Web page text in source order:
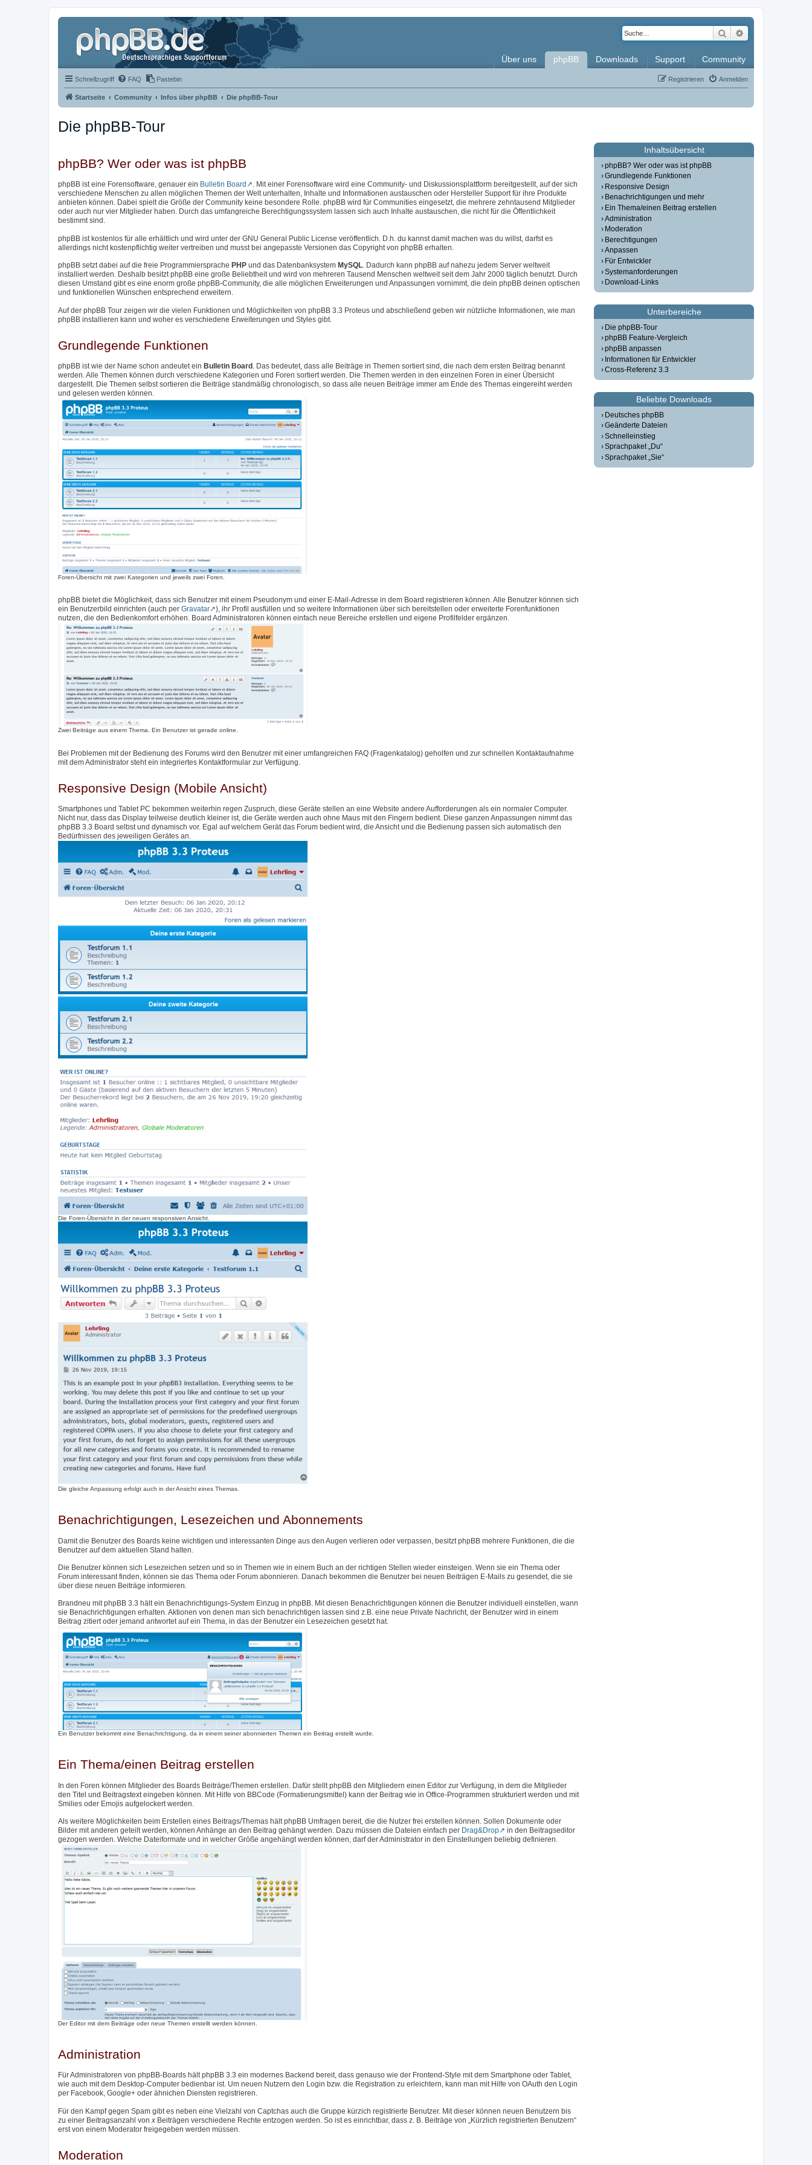
Suche
Über uns phpBB Downloads Support Community
Schnellzugriff FAQ Pastebin Anmelden
Registrieren
Startseite Community Infos über phpBB Die phpBB-Tour
Die phpBB-Tour
phpBB? Wer oder was ist phpBB
phpBB ist eine Forensoftware, genauer ein Bulletin Board
. Mit einer Forensoftware wird eine Community- und Diskussionsplattform bereitgestellt, auf der sich
verschiedene Menschen zu allen möglichen Themen der Welt unterhalten, Inhalte und Informationen austauschen oder Hersteller Support für ihre Produkte
anbieten können. Dabei spielt die Größe der Community keine besondere Rolle. phpBB wird für Communities eingesetzt, die mehrere zehntausend Mitglieder
oder auch nur vier Mitglieder haben. Durch das umfangreiche Berechtigungssystem lassen sich auch Inhalte austauschen, die nicht für die Öffentlichkeit
bestimmt sind.
phpBB ist kostenlos für alle erhältlich und wird unter der GNU General Public License veröffentlich. D.h. du kannst damit machen was du willst, darfst es
allerdings nicht kostenpflichtig weiter vertreiben und musst bei angepasste Versionen das Copyright von phpBB erhalten.
phpBB setzt dabei auf die freie Programmiersprache PHP und das Datenbanksystem MySQL. Dadurch kann phpBB auf nahezu jedem Server weltweit
installiert werden. Deshalb besitzt phpBB eine große Beliebtheit und wird von mehreren Tausend Menschen weltweit seit dem Jahr 2000 täglich benutzt. Durch
diesen Umstand gibt es eine enorm große phpBB-Community, die alle möglichen Erweiterungen und Anpassungen vornimmt, die dein phpBB deinen optischen
und funktionellen Wünschen entsprechend erweitern.
Auf der phpBB Tour zeigen wir die vielen Funktionen und Möglichkeiten von phpBB 3.3 Proteus und abschließend geben wir nützliche Informationen, wie man
phpBB installieren kann und woher es verschiedene Erweiterungen und Styles gibt.
Grundlegende Funktionen
phpBB ist wie der Name schon andeutet ein Bulletin Board . Das bedeutet, dass alle Beiträge in Themen sortiert sind, die nach dem ersten Beitrag benannt
werden. Alle Themen können durch verschiedene Kategorien und Foren sortiert werden. Die Themen werden in den einzelnen Foren in einer Übersicht
dargestellt. Die Themen selbst sortieren die Beiträge standmäßig chronologisch, so dass alle neuen Beiträge immer am Ende des Themas eingereiht werden
und gelesen werden können.
Foren-Übersicht mit zwei Kategorien und jeweils zwei Foren.
phpBB bietet die Möglichkeit, dass sich Benutzer mit einem Pseudonym und einer E-Mail-Adresse in dem Board registrieren können. Alle Benutzer können sich
ein Benutzerbild einrichten (auch per Gravatar
), ihr Profil ausfüllen und so weitere Informationen über sich bereitstellen oder erweiterte Forenfunktionen
nutzen, die den Bedienkomfort erhöhen. Board Administratoren können einfach neue Bereiche erstellen und eigene Profilfelder ergänzen.
Zwei Beiträge aus einem Thema. Ein Benutzer ist gerade online.
Bei Problemen mit der Bedienung des Forums wird den Benutzer mit einer umfangreichen FAQ (Fragenkatalog) geholfen und zur schnellen Kontaktaufnahme
mit dem Administrator steht ein integriertes Kontaktformular zur Verfügung.
Responsive Design (Mobile Ansicht)
Smartphones und Tablet PC bekommen weiterhin regen Zuspruch, diese Geräte stellen an eine Website andere Aufforderungen als ein normaler Computer.
Nicht nur, dass das Display teilweise deutlich kleiner ist, die Geräte werden auch ohne Maus mit den Fingern bedient. Diese ganzen Anpassungen nimmt das
phpBB 3.3 Board selbst und dynamisch vor. Egal auf welchem Gerät das Forum bedient wird, die Ansicht und die Bedienung passen sich automatisch den
Bedürfnissen des jeweiligen Gerätes an.
Die Foren-Übersicht in der neuen responsiven Ansicht.
Die gleiche Anpassung erfolgt auch in der Ansicht eines Themas.
Benachrichtigungen, Lesezeichen und Abonnements
Damit die Benutzer des Boards keine wichtigen und interessanten Dinge aus den Augen verlieren oder verpassen, besitzt phpBB mehrere Funktionen, die die
Benutzer auf dem aktuellen Stand halten.
Die Benutzer können sich Lesezeichen setzen und so in Themen wie in einem Buch an der richtigen Stellen wieder einsteigen. Wenn sie ein Thema oder
Forum interessant finden, können sie das Thema oder Forum abonnieren. Danach bekommen die Benutzer bei neuen Beiträgen E-Mails zu gesendet, die sie
über diese neuen Beiträge informieren.
Brandneu mit phpBB 3.3 hält ein Benachrichtigungs-System Einzug in phpBB. Mit diesen Benachrichtigungen können die Benutzer individuell einstellen, wann
sie Benachrichtigungen erhalten. Aktionen von denen man sich benachrichtigen lassen sind z.B. eine neue Private Nachricht, der Benutzer wird in einem
Beitrag zitiert oder jemand antwortet auf ein Thema, in das der Benutzer ein Lesezeichen gesetzt hat.
Ein Benutzer bekommt eine Benachrichtigung, da in einem seiner abonnierten Themen ein Beitrag erstellt wurde.
Ein Thema/einen Beitrag erstellen
In den Foren können Mitglieder des Boards Beiträge/Themen erstellen. Dafür stellt phpBB den Mitgliedern einen Editor zur Verfügung, in dem die Mitglieder
den Titel und Beitragstext eingeben können. Mit Hilfe von BBCode (Formatierungsmittel) kann der Beitrag wie in Office-Programmen strukturiert werden und mit
Smilies oder Emojis aufgelockert werden.
Als weitere Möglichkeiten beim Erstellen eines Beitrags/Themas hält phpBB Umfragen bereit, die die Nutzer frei erstellen können. Sollen Dokumente oder
Bilder mit anderen geteilt werden, können Anhänge an den Beitrag gehängt werden. Dazu müssen die Dateien einfach per Drag&Drop
in den Beitragseditor
gezogen werden. Welche Dateiformate und in welcher Größe angehängt werden können, darf der Administrator in den Einstellungen beliebig definieren.
Der Editor mit dem Beiträge oder neue Themen erstellt werden können.
Administration
Für Administratoren von phpBB-Boards hält phpBB 3.3 ein modernes Backend bereit, dass genauso wie der Frontend-Style mit dem Smartphone oder Tablet,
wie auch mit dem Desktop-Computer bedienbar ist. Um neuen Nutzern den Login bzw. die Registration zu erleichtern, kann man mit Hilfe von OAuth den Login
per Facebook, Google+ oder ähnichen Diensten registrieren.
Für den Kampf gegen Spam gibt es neben eine Vielzahl von Captchas auch die Gruppe kürzich registrierte Benutzer. Mit dieser können neuen Benutzern bis
zu einer Beitragsanzahl vonx Beiträgen verschiedene Rechte entzogen werden. So ist es einrichtbar, dass z. B. Beiträge von „Kürzlich registrierten Benutzern“
erst von einem Moderator freigegeben werden müssen.
Moderation
Inhaltsübersicht
phpBB? Wer oder was ist phpBB
Grundlegende Funktionen
Responsive Design
Benachrichtigungen und mehr
Ein Thema/einen Beitrag erstellen
Administration
Moderation
Berechtigungen
Anpassen
Für Entwickler
Systemanforderungen
Download-Links
Unterbereiche
Die phpBB-Tour
phpBB Feature-Vergleich
phpBB anpassen
Informationen für Entwickler
Cross-Referenz 3.3
Beliebte Downloads
Deutsches phpBB
Geänderte Dateien
Schnelleinstieg
Sprachpaket „Du“
Sprachpaket „Sie“